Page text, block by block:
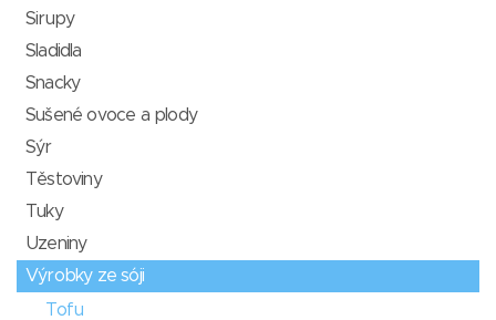
Sirupy
Sladidla
Snacky
Sušené ovoce a plody
Sýr
Těstoviny
Tuky
Uzeniny
Výrobky ze sóji
Tofu